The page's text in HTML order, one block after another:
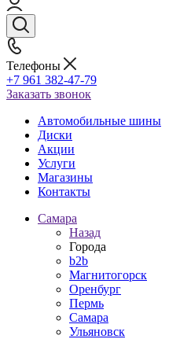
Телефоны
+7 961 382-47-79
Заказать звонок
Автомобильные шины
Диски
Акции
Услуги
Магазины
Контакты
Самара
Назад
Города
b2b
Магнитогорск
Оренбург
Пермь
Самара
Ульяновск